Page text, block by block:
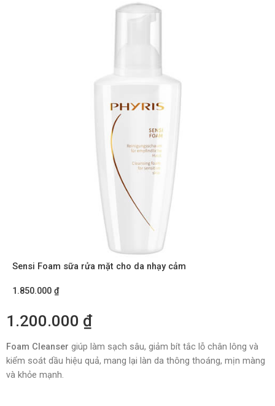
Sensi Foam sữa rửa mặt cho da nhạy cảm
1.850.000 ₫
1.200.000 ₫
Foam Cleanser giúp làm sạch sâu, giảm bít tắc lỗ chân lông và
kiểm soát dầu hiệu quả, mang lại làn da thông thoáng, mịn màng
và khỏe mạnh.